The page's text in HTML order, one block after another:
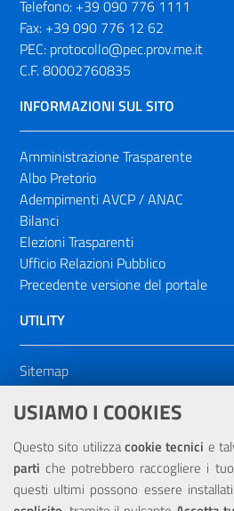
USIAMO I COOKIES
Questo sito utilizzacookie tecnici e
parti che potrebbero raccogliere i
questi ultimi possono essere
Telefono: +39 090 776 1111
Fax: +39 090 776 12 62
PEC: protocollo@pec.prov.me.it
C.F. 80002760835
INFORMAZIONI SUL SITO
Amministrazione Trasparente
Albo Pretorio
Adempimenti AVCP / ANAC
Bilanci
Elezioni Trasparenti
Ufficio Relazioni Pubblico
Precedente versione del portale
UTILITY
Sitemap
Dichiarazione di accessibilità
NOTE LEGALI
Privacy